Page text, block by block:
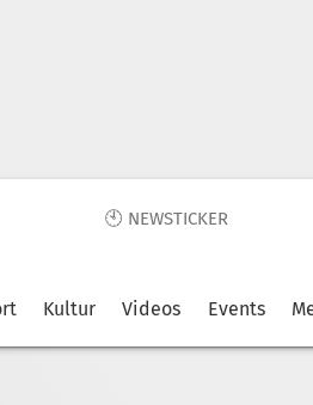
🕙 NEWSTICKER
Kultur Videos Events